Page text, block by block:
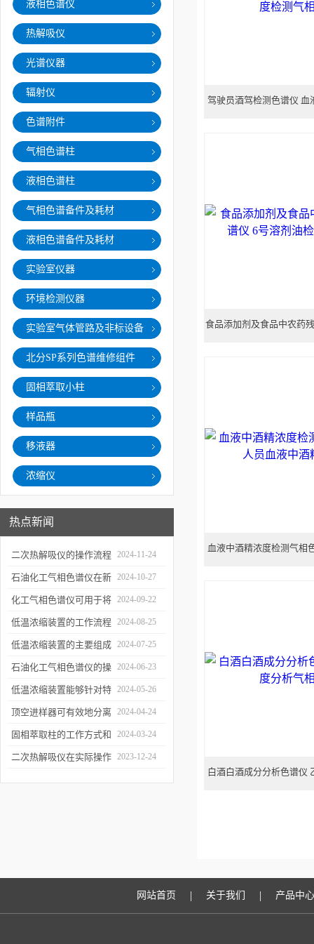
液相色谱仪
热解吸仪
光谱仪器
辐射仪
色谱附件
气相色谱柱
液相色谱柱
气相色谱备件及耗材
液相色谱备件及耗材
实验室仪器
环境检测仪器
实验室气体管路及非标设备
北分SP系列色谱维修组件
固相萃取小柱
样品瓶
移液器
浓缩仪
热点新闻
二次热解吸仪的操作流程
和使用注意事项
2024-11-24
石油化工气相色谱仪在新
材料、新产品的研发中的
应用
2024-10-27
化工气相色谱仪可用于将
样品引入色谱柱并推动分
离过程
2024-09-22
低温浓缩装置的工作流程
及使用注意事项
2024-08-25
低温浓缩装置的主要组成
部分及具体工作流程分析
2024-07-25
石油化工气相色谱仪的操
作要点详细分析
2024-06-23
低温浓缩装置能够针对特
定的目标组分进行有效浓
缩
2024-05-26
顶空进样器可有效地分离
和富集样品中的挥发性成
分
2024-04-24
固相萃取柱的工作方式和
应用场景
2024-03-24
二次热解吸仪在实际操作 2023-12-24
驾驶员酒驾检测色谱仪 血
食品添加剂及食品中农药
血液中酒精浓度检测气相
白酒白酒成分分析色谱仪
网站首页 | 关于我们 | 产品中心